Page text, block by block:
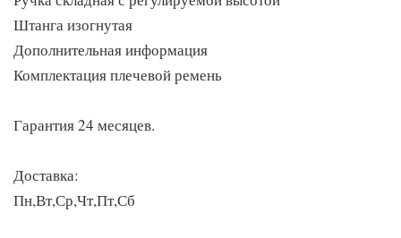
Штанга изогнутая
Дополнительная информация
Комплектация плечевой ремень
Гарантия 24 месяцев.
Доставка:
Пн,Вт,Ср,Чт,Пт,Сб